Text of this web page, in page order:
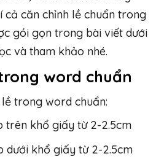
cảcăn chỉnh lề chuẩn trong
gói gọn trong bài viết dưới
và tham khảo nhé.
word chuẩn
trong word chuẩn:
trên khổ giấy từ 2-2.5cm
dưới khổ giấy từ 2-2.5cm